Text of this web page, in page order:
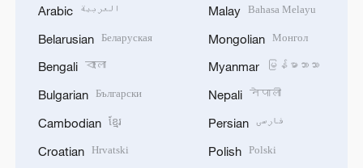
Arabic العربية
Belarusian Беларуская
Bengali বাংলা
Bulgarian Български
Cambodian ខ្មែរ
Croatian Hrvatski
Malay Bahasa Melayu
Mongolian Монгол
Myanmar မြန်မာဘာသာ
Nepali नेपाली
Persian فارسی
Polish Polski